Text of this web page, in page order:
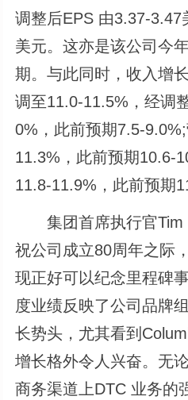
调整后EPS 由3.37-3.47
美元。这亦是该公司今
期。与此同时，收入增
调至11.0-11.5%，经调
0%，此前预期7.5-
11.3%，此前预期10.6-
11.8-11.9%，此前预期
集团首席执行官Tim
祝公司成立80周年之际
现正好可以纪念里程碑
度业绩反映了公司品牌
长势头，尤其看到
增长格外令人兴奋。无
商务渠道上DTC 业务的